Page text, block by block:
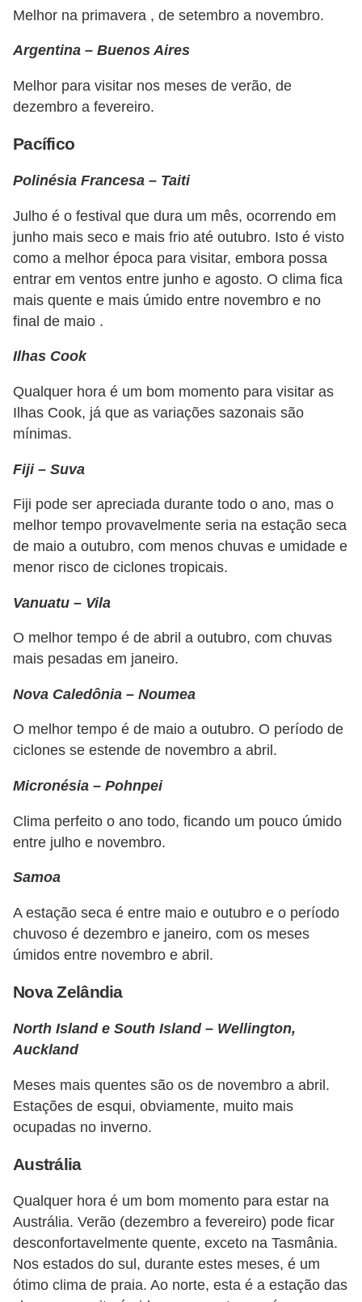
Melhor na primavera , de setembro a novembro.
Argentina – Buenos Aires
Melhor para visitar nos meses de verão, de
dezembro a fevereiro.
Pacífico
Polinésia Francesa – Taiti
Julho é o festival que dura um mês, ocorrendo em
junho mais seco e mais frio até outubro. Isto é visto
como a melhor época para visitar, embora possa
entrar em ventos entre junho e agosto. O clima fica
mais quente e mais úmido entre novembro e no
final de maio .
Ilhas Cook
Qualquer hora é um bom momento para visitar as
Ilhas Cook, já que as variações sazonais são
mínimas.
Fiji – Suva
Fiji pode ser apreciada durante todo o ano, mas o
melhor tempo provavelmente seria na estação seca
de maio a outubro, com menos chuvas e umidade e
menor risco de ciclones tropicais.
Vanuatu – Vila
O melhor tempo é de abril a outubro, com chuvas
mais pesadas em janeiro.
Nova Caledônia – Noumea
O melhor tempo é de maio a outubro. O período de
ciclones se estende de novembro a abril.
Micronésia – Pohnpei
Clima perfeito o ano todo, ficando um pouco úmido
entre julho e novembro.
Samoa
A estação seca é entre maio e outubro e o período
chuvoso é dezembro e janeiro, com os meses
úmidos entre novembro e abril.
Nova Zelândia
North Island e South Island – Wellington,
Auckland
Meses mais quentes são os de novembro a abril.
Estações de esqui, obviamente, muito mais
ocupadas no inverno.
Austrália
Qualquer hora é um bom momento para estar na
Austrália. Verão (dezembro a fevereiro) pode ficar
desconfortavelmente quente, exceto na Tasmânia.
Nos estados do sul, durante estes meses, é um
ótimo clima de praia. Ao norte, esta é a estação das